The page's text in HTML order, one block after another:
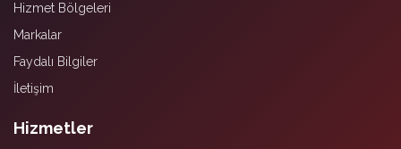
Hizmet Bölgeleri
Markalar
Faydalı Bilgiler
İletişim
Hizmetler